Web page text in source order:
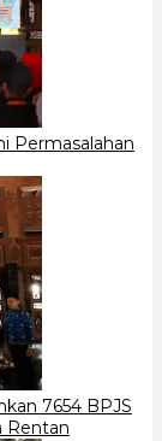
Permasalahan
7654 BPJS
Rentan